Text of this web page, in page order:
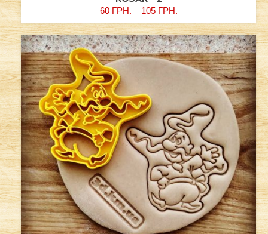
60 ГРН. – 105 ГРН.